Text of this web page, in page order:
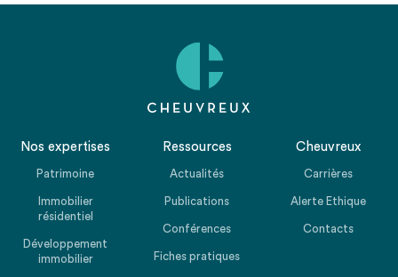
Nos expertises
Patrimoine
Immobilier
résidentiel
Développement
immobilier
Ressources
Actualités
Publications
Conférences
Fiches pratiques
Cheuvreux
Carrières
Alerte Ethique
Contacts